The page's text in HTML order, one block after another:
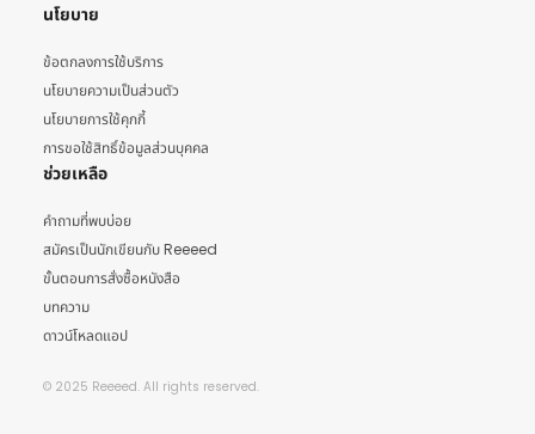
นโยบาย
ข้อตกลงการใช้บริการ
นโยบายความเป็นส่วนตัว
นโยบายการใช้คุกกี้
การขอใช้สิทธิ์ข้อมูลส่วนบุคคล
ช่วยเหลือ
คำถามที่พบบ่อย
สมัครเป็นนักเขียนกับ Reeeed
ขั้นตอนการสั่งซื้อหนังสือ
บทความ
ดาวน์โหลดแอป
© 2025 Reeeed. All rights reserved.